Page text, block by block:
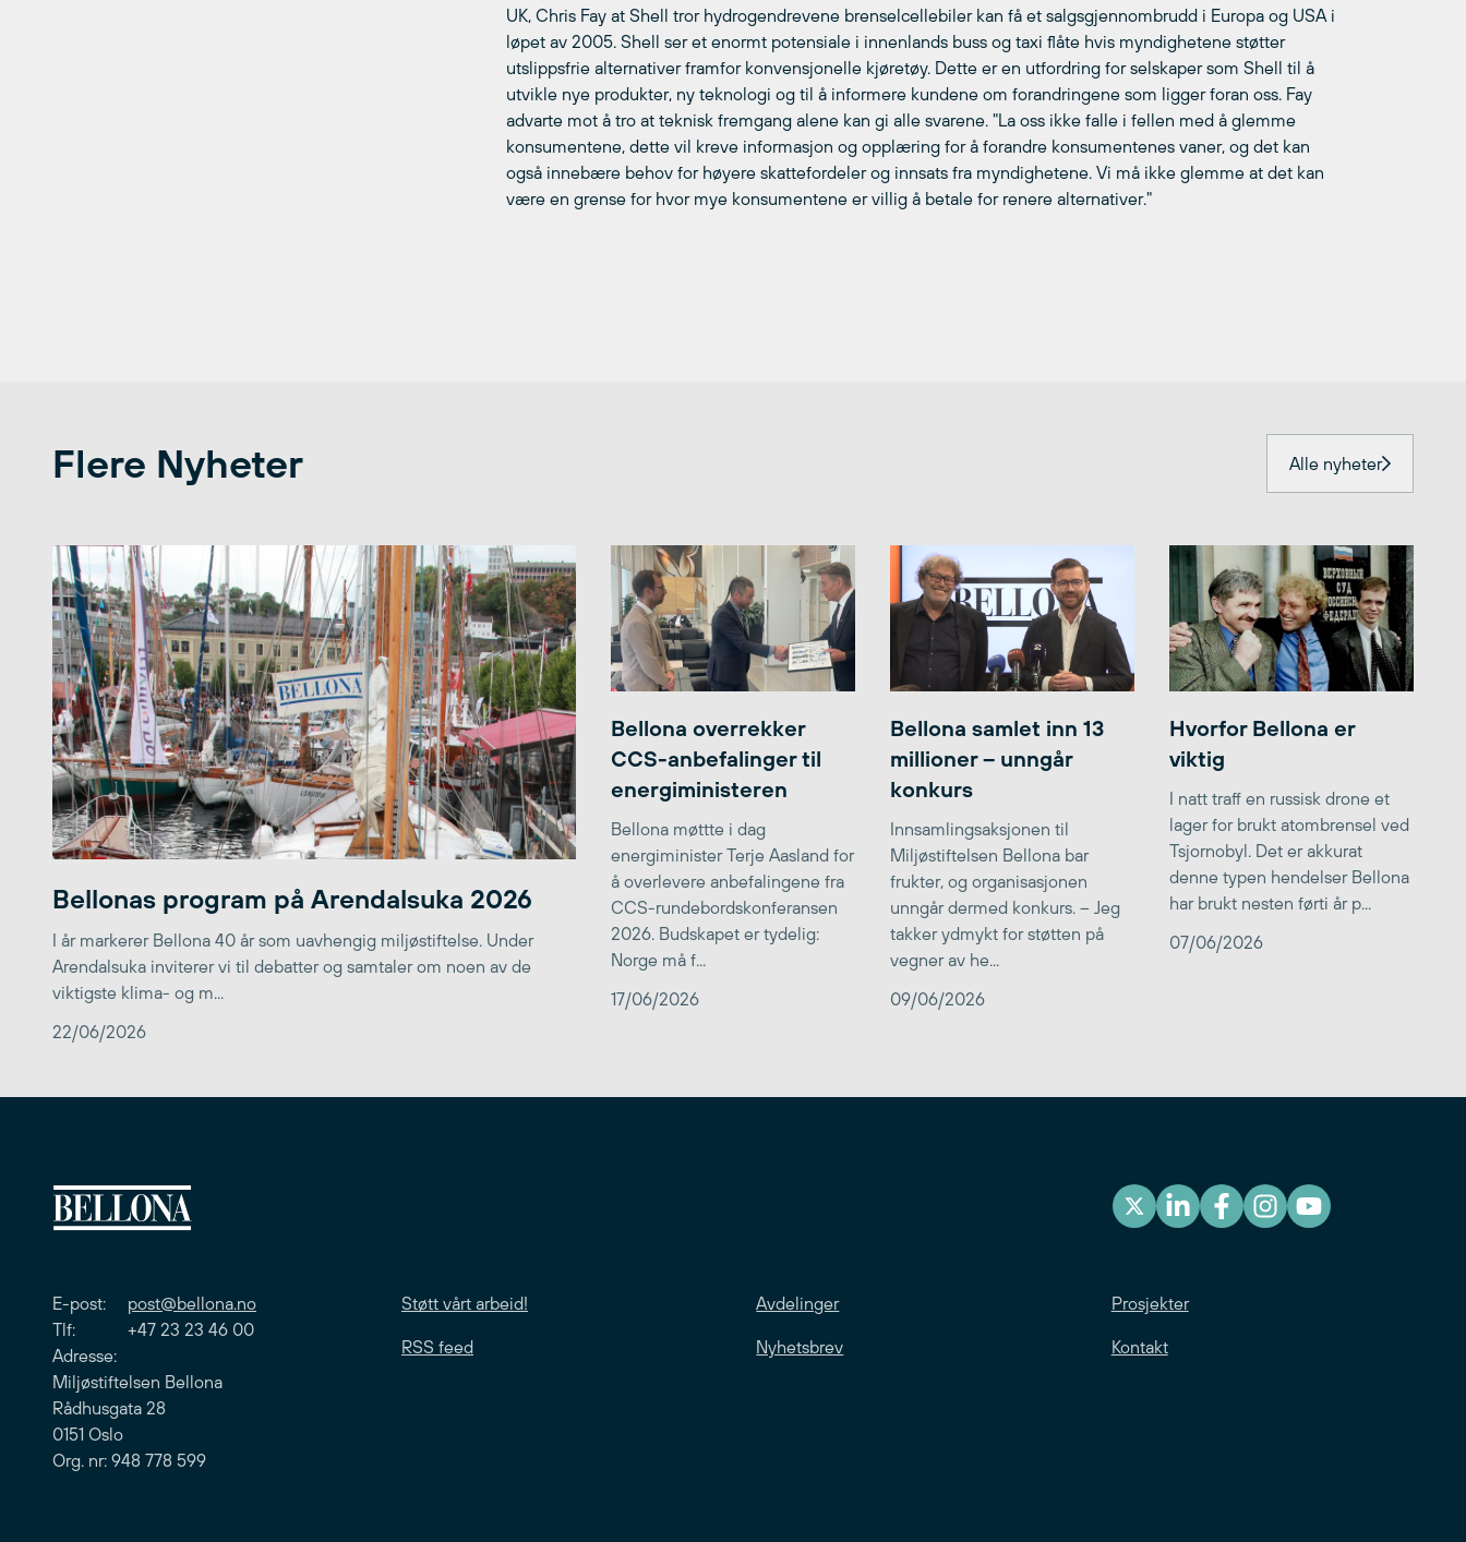
UK, Chris Fay at Shell tror hydrogendrevene brenselcellebiler kan få et salgsgjennombrudd i Europa og USA i
løpet av 2005. Shell ser et enormt potensiale i innenlands buss og taxi flåte hvis myndighetene støtter
utslippsfrie alternativer framfor konvensjonelle kjøretøy. Dette er en utfordring for selskaper som Shell til å
utvikle nye produkter, ny teknologi og til å informere kundene om forandringene som ligger foran oss. Fay
advarte mot å tro at teknisk fremgang alene kan gi alle svarene. "La oss ikke falle i fellen med å glemme
konsumentene, dette vil kreve informasjon og opplæring for å forandre konsumentenes vaner, og det kan
også innebære behov for høyere skattefordeler og innsats fra myndighetene. Vi må ikke glemme at det kan
være en grense for hvor mye konsumentene er villig å betale for renere alternativer."
Flere Nyheter Alle nyheter
Bellonas program på Arendalsuka 2026
I år markerer Bellona 40 år som uavhengig miljøstiftelse. Under
Arendalsuka inviterer vi til debatter og samtaler om noen av de
viktigste klima- og m...
22/06/2026
Bellona overrekker
CCS-anbefalinger til
energiministeren
Bellona møttte i dag
energiminister Terje Aasland for
å overlevere anbefalingene fra
CCS-rundebordskonferansen
2026. Budskapet er tydelig:
Norge må f...
17/06/2026
Bellona samlet inn 13
millioner – unngår
konkurs
Innsamlingsaksjonen til
Miljøstiftelsen Bellona bar
frukter, og organisasjonen
unngår dermed konkurs. – Jeg
takker ydmykt for støtten på
vegner av he...
09/06/2026
Hvorfor Bellona er
viktig
I natt traff en russisk drone et
lager for brukt atombrensel ved
Tsjornobyl. Det er akkurat
denne typen hendelser Bellona
har brukt nesten førti år p...
07/06/2026
E-post: post@bellona.no
Tlf: +47 23 23 46 00
Adresse:
Miljøstiftelsen Bellona
Rådhusgata 28
0151 Oslo
Org. nr: 948 778 599
Støtt vårt arbeid! Avdelinger Prosjekter
RSS feed Nyhetsbrev Kontakt